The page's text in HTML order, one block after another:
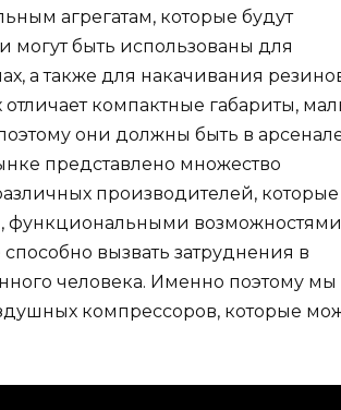
агрегатам, которые будут
быть использованы для
а также для накачивания
компактные габариты,
они должны быть в
представлено множество
производителей, которые
функциональными
вызвать затруднения в
человека. Именно поэтому мы
компрессоров, которые